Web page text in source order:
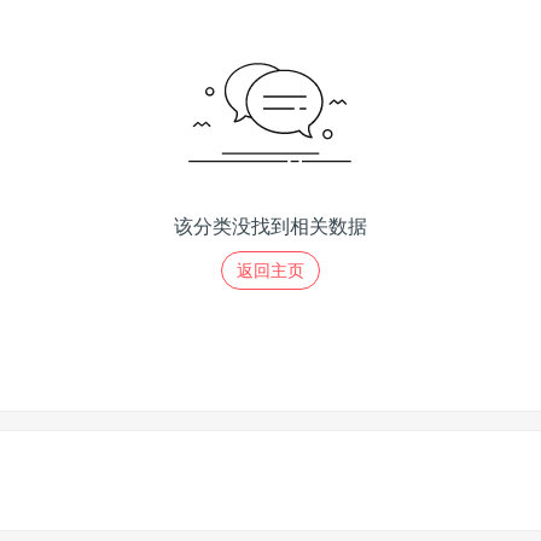
该分类没找到相关数据
返回主页